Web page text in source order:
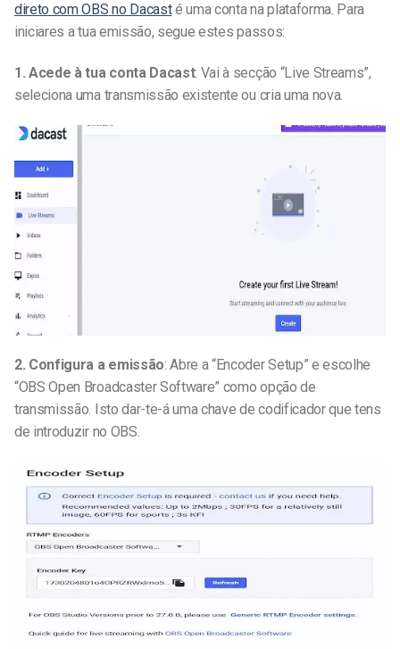
direto com OBS no Dacasté uma conta na plataforma. Para
iniciares a tua emissão, segue estes passos:
1. Acede à tua conta Dacast: Vai à secção “Live Streams”,
seleciona uma transmissão existente ou cria uma nova.
2. Configura a emissão: Abre a “Encoder Setup” e escolhe
“OBS Open Broadcaster Software” como opção de
transmissão. Isto dar-te-á uma chave de codificador que tens
de introduzir no OBS.